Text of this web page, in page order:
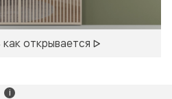
открывается
i